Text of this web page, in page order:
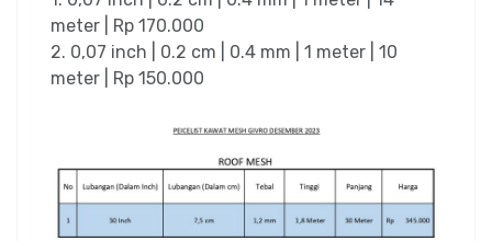
meter | Rp 170.000
2. 0,07 inch | 0.2 cm | 0.4 mm | 1 meter | 10
meter | Rp 150.000